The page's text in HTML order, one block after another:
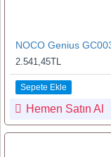
2.541,45TL
Sepete Ekle
Hemen Satın Al